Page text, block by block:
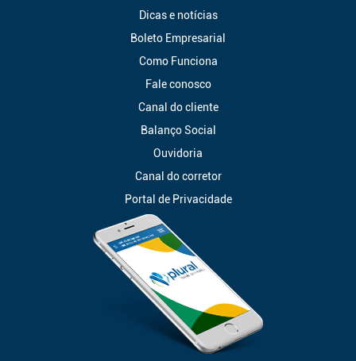
Dicas e notícias
Boleto Empresarial
Como Funciona
Fale conosco
Canal do cliente
Balanço Social
Ouvidoria
Canal do corretor
Portal de Privacidade